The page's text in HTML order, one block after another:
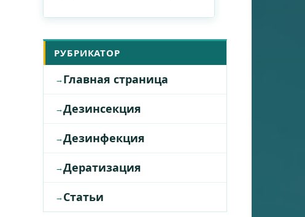
РУБРИКАТОР
Главная страница
Дезинсекция
Дезинфекция
Дератизация
Статьи